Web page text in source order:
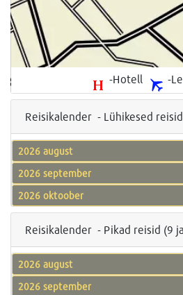
-Hotell -
Reisikalender - Lühikesed
2026 august
2026 september
2026 oktoober
Reisikalender - Pikad reisid (9
2026 august
2026 september